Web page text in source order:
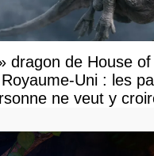
dragon de House
Uni : les
ne veut y